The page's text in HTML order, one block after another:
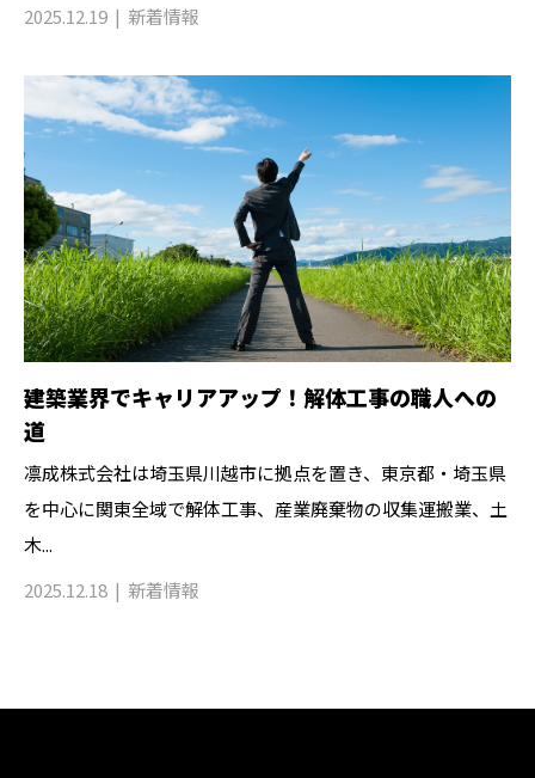
2025.12.19
新着情報
建築業界でキャリアアップ！解体工事の職人への
道
凛成株式会社は埼玉県川越市に拠点を置き、東京都・埼玉県
を中心に関東全域で解体工事、産業廃棄物の収集運搬業、土
木...
2025.12.18
新着情報